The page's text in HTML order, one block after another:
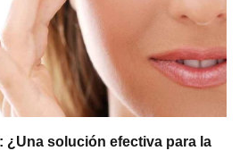
¿Una solución efectiva para la